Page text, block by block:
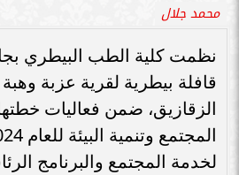
محمد جلال
نظمت كلية الطب البيطري
قافلة بيطرية لقرية عزبة
الزقازيق، ضمن فعاليات
لخدمة المجتمع والبرنامج